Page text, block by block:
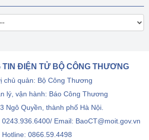
TIN ĐIỆN TỬ BỘ CÔNG THƯƠNG
chủ quản: Bộ Công Thương
lý, vận hành: Báo Công Thương
Ngô Quyền, thành phố Hà Nội.
Email: BaoCT@moit.gov.vn
Hotline: 0866.59.4498